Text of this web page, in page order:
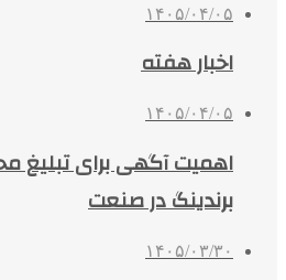
۱۴۰۵/۰۴/۰۵
اخبار هفته
۱۴۰۵/۰۴/۰۵
اهمیت آگهی برای تبلیغ
برندینگ در صنعت
۱۴۰۵/۰۳/۳۰